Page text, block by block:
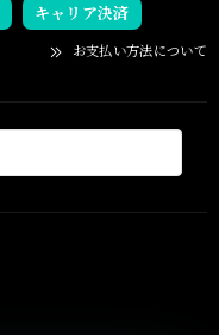
キャリア決済
お支払い方法について